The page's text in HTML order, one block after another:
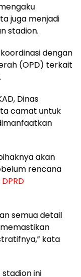
juga menjadi
stadion.
dengan
(OPD) terkait
Dinas
camat untuk
akan
rencana
DPRD
semua detail
kata
ini